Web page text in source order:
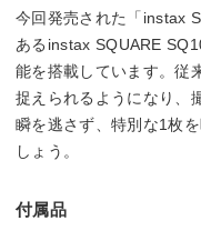
今回発売された「instax
あるinstax SQUARE
能を搭載しています。従
捉えられるようになり、
瞬を逃さず、特別な1枚
しょう。
付属品